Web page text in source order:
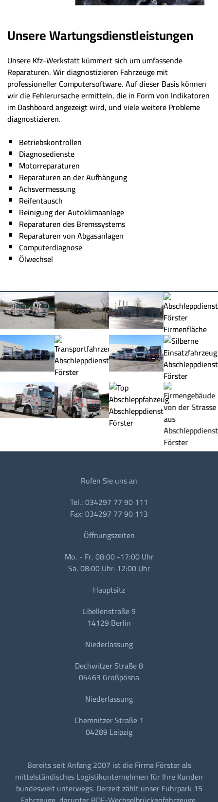
Unsere Wartungsdienstleistungen
Unsere Kfz-Werkstatt kümmert sich um umfassende
Reparaturen. Wir diagnostizieren Fahrzeuge mit
professioneller Computersoftware. Auf dieser Basis können
wir die Fehlerursache ermitteln, die in Form von Indikatoren
im Dashboard angezeigt wird, und viele weitere Probleme
diagnostizieren.
Betriebskontrollen
Diagnosedienste
Motorreparaturen
Reparaturen an der Aufhängung
Achsvermessung
Reifentausch
Reinigung der Autoklimaanlage
Reparaturen des Bremssystems
Reparaturen von Abgasanlagen
Computerdiagnose
Ölwechsel
Rufen Sie uns an
Tel.: 034297 77 90 111
Fax: 034297 77 90 113
Öffnungszeiten
Mo. - Fr. 08:00 -17:00 Uhr
Sa. 08:00 Uhr-12:00 Uhr
Hauptsitz
Libellenstraße 9
14129 Berlin
Niederlassung
Dechwitzer Straße 8
04463 Großpösna
Niederlassung
Chemnitzer Straße 1
04289 Leipzig
Bereits seit Anfang 2007 ist die Firma Förster als
mittelständisches Logistikunternehmen für Ihre Kunden
bundesweit unterwegs. Derzeit zählt unser Fuhrpark 15